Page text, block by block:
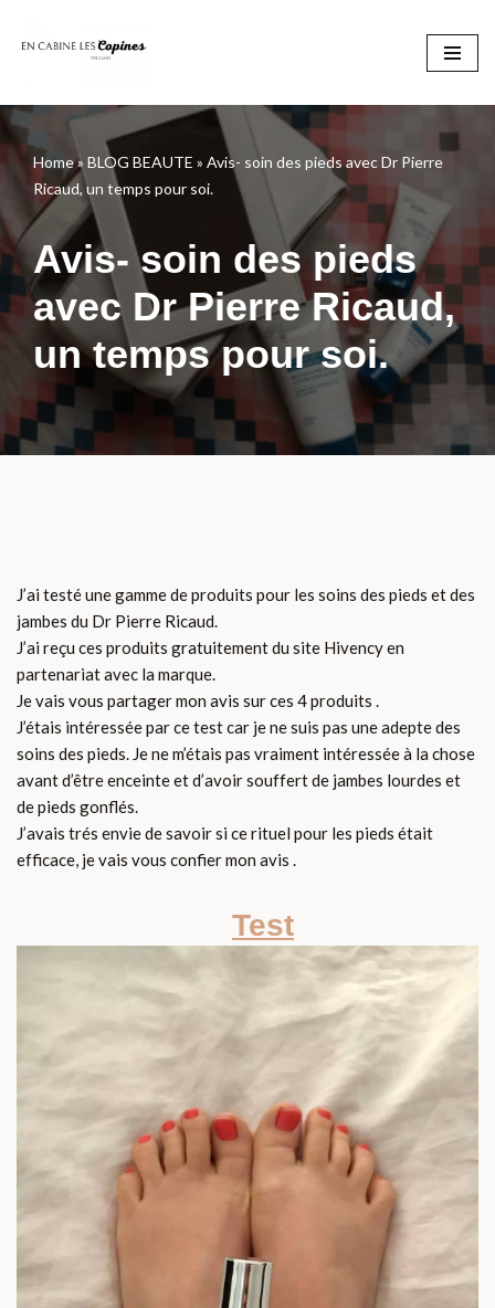
contenu
Home» BLOG BEAUTE » Avis- soin des pieds avec Dr Pierre
Ricaud, un temps pour soi.
Avis- soin des pieds
avec Dr Pierre Ricaud,
un temps pour soi.
J’ai testé une gamme de produits pour les soins des pieds et des
jambes du Dr Pierre Ricaud.
J’ai reçu ces produits gratuitement du site Hivency en
partenariat avec la marque.
Je vais vous partager mon avis sur ces 4 produits .
J’étais intéressée par ce test car je ne suis pas une adepte des
soins des pieds. Je ne m’étais pas vraiment intéressée à la chose
avant d’être enceinte et d’avoir souffert de jambes lourdes et
de pieds gonflés.
J’avais trés envie de savoir si ce rituel pour les pieds était
efficace, je vais vous confier mon avis .
Test